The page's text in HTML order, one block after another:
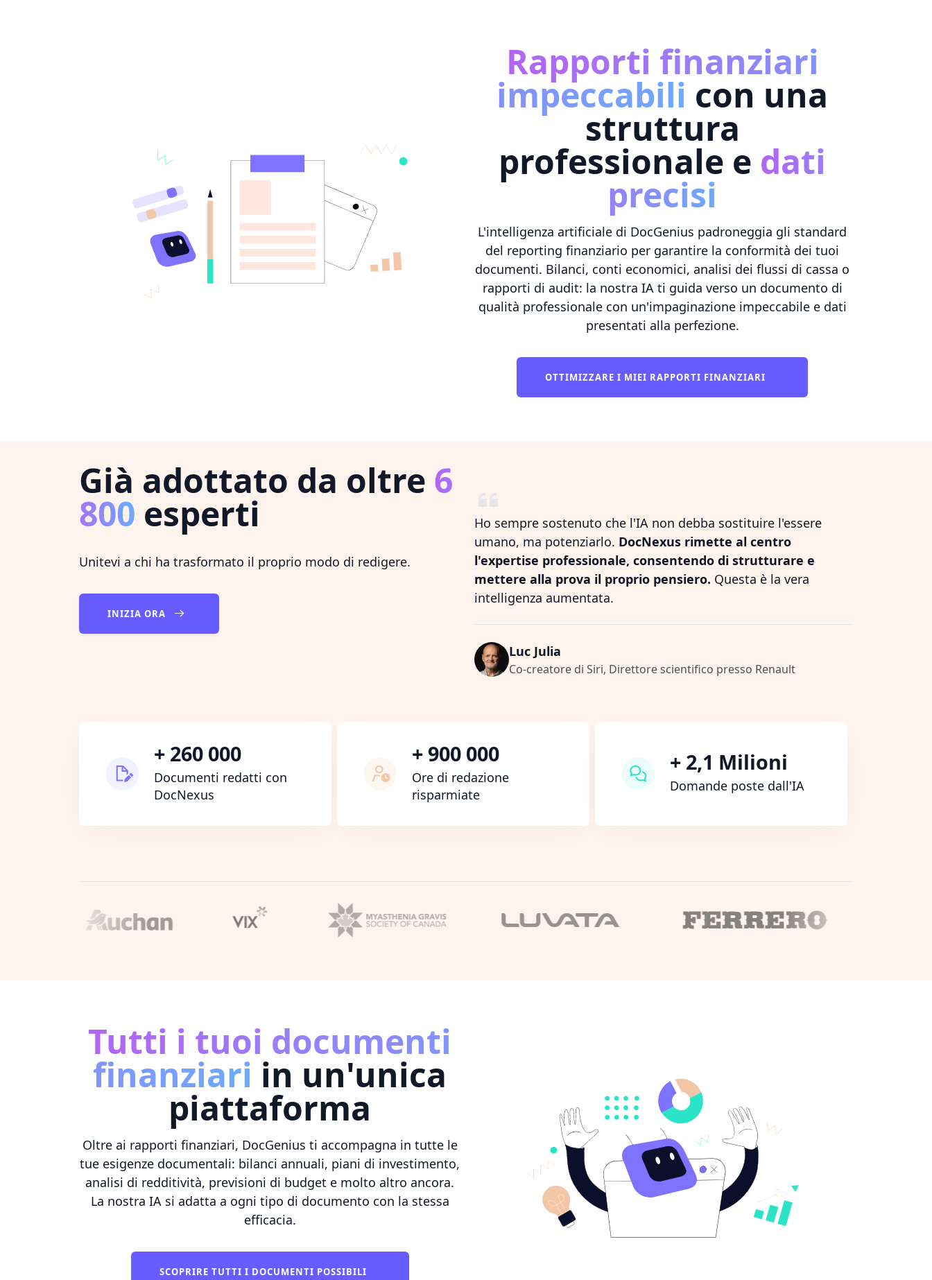
Rapporti finanziari
impeccabili con una
struttura
professionale e dati
precisi
L'intelligenza artificiale di DocGenius padroneggia gli standard
del reporting finanziario per garantire la conformità dei tuoi
documenti. Bilanci, conti economici, analisi dei flussi di cassa o
rapporti di audit: la nostra IA ti guida verso un documento di
qualità professionale con un'impaginazione impeccabile e dati
presentati alla perfezione.
OTTIMIZZARE I MIEI RAPPORTI FINANZIARI
Già adottato da oltre 6
800 esperti
Unitevi a chi ha trasformato il proprio modo di redigere.
INIZIA ORA
Ho sempre sostenuto che l'IA non debba sostituire l'essere
umano, ma potenziarlo. DocNexus rimette al centro
l'expertise professionale, consentendo di strutturare e
mettere alla prova il proprio pensiero. Questa è la vera
intelligenza aumentata.
Luc Julia
Co-creatore di Siri, Direttore scientifico presso Renault
+ 260 000
Documenti redatti con
DocNexus
+ 900 000
Ore di redazione
risparmiate
+ 2,1 Milioni
Domande poste dall'IA
Tutti i tuoi documenti
finanziari in un'unica
piattaforma
Oltre ai rapporti finanziari, DocGenius ti accompagna in tutte le
tue esigenze documentali: bilanci annuali, piani di investimento,
analisi di redditività, previsioni di budget e molto altro ancora.
La nostra IA si adatta a ogni tipo di documento con la stessa
efficacia.
SCOPRIRE TUTTI I DOCUMENTI POSSIBILI